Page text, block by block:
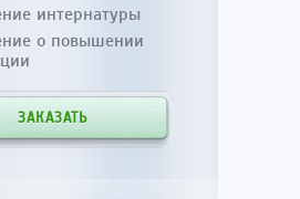
интернатуры
о повышении
ЗАКАЗАТЬ